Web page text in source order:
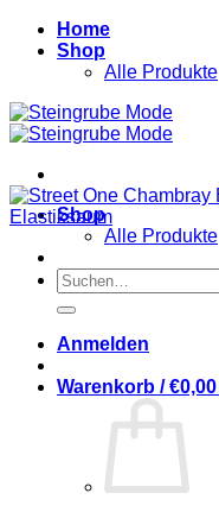
Zum
Inhalt
Home
Shop
Alle Produkte
Shop
Alle Produkte
Suchen
nach:
Anmelden
Warenkorb /€0,00